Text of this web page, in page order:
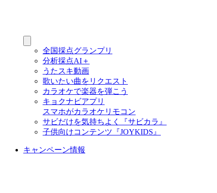
全国採点グランプリ
分析採点AI＋
うたスキ動画
歌いたい曲をリクエスト
カラオケで楽器を弾こう
キョクナビアプリ
スマホがカラオケリモコン
サビだけを気持ちよく『サビカラ』
子供向けコンテンツ『JOYKIDS』
キャンペーン情報